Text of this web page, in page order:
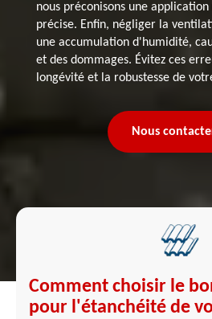
nous préconisons une
précise. Enfin, négliger la
une accumulation d'humidité,
et des dommages. Évitez ces
longévité et la robustesse de
Nous
Comment choisir le
pour l'étanchéité de